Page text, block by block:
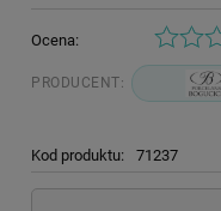
Ocena:
PRODUCENT:
Kod produktu: 71237